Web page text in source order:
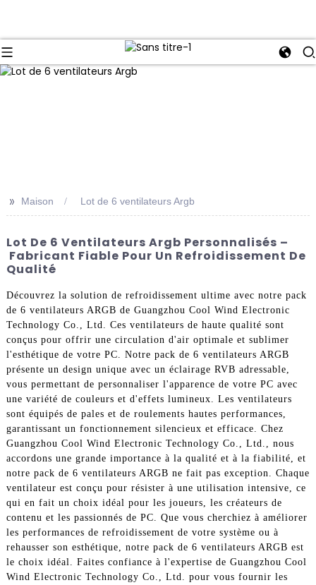
>> Maison Lot de 6 ventilateurs Argb
Lot De 6 Ventilateurs Argb Personnalisés –
Fabricant Fiable Pour Un Refroidissement De
Qualité
Découvrez la solution de refroidissement ultime avec notre pack
de 6 ventilateurs ARGB de Guangzhou Cool Wind Electronic
Technology Co., Ltd. Ces ventilateurs de haute qualité sont
conçus pour offrir une circulation d'air optimale et sublimer
l'esthétique de votre PC. Notre pack de 6 ventilateurs ARGB
présente un design unique avec un éclairage RVB adressable,
vous permettant de personnaliser l'apparence de votre PC avec
une variété de couleurs et d'effets lumineux. Les ventilateurs
sont équipés de pales et de roulements hautes performances,
garantissant un fonctionnement silencieux et efficace. Chez
Guangzhou Cool Wind Electronic Technology Co., Ltd., nous
accordons une grande importance à la qualité et à la fiabilité, et
notre pack de 6 ventilateurs ARGB ne fait pas exception. Chaque
ventilateur est conçu pour résister à une utilisation intensive, ce
qui en fait un choix idéal pour les joueurs, les créateurs de
contenu et les passionnés de PC. Que vous cherchiez à améliorer
les performances de refroidissement de votre système ou à
rehausser son esthétique, notre pack de 6 ventilateurs ARGB est
le choix idéal. Faites confiance à l'expertise de Guangzhou Cool
Wind Electronic Technology Co., Ltd. pour vous fournir les